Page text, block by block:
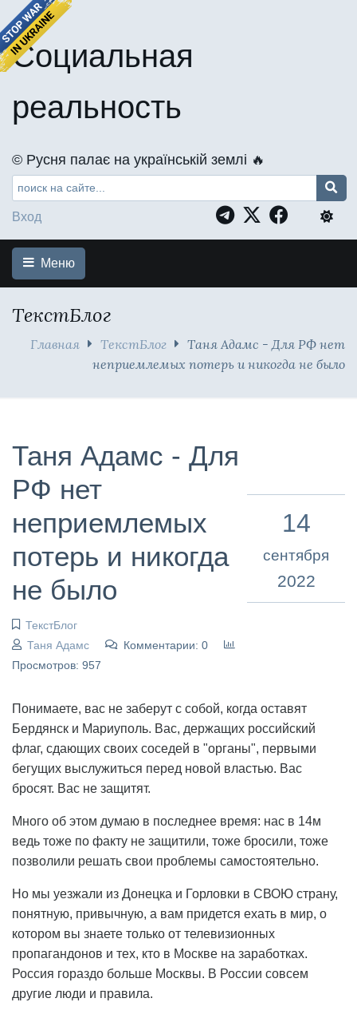
Социальная
реальность
©️ Русня палає на українській землі 🔥
Вход
Меню
ТекстБлог
Главная ТекстБлог
Таня Адамс - Для РФ нет
неприемлемых потерь и никогда не было
Таня Адамс - Для
РФ нет
неприемлемых
потерь и никогда
не было
ТекстБлог
Таня Адамс
Комментарии: 0
Просмотров: 957
14
сентября
2022
Понимаете, вас не заберут с собой, когда оставят
Бердянск и Мариуполь. Вас, держащих российский
флаг, сдающих своих соседей в "органы", первыми
бегущих выслужиться перед новой властью. Вас
бросят. Вас не защитят.
Много об этом думаю в последнее время: нас в 14м
ведь тоже по факту не защитили, тоже бросили, тоже
позволили решать свои проблемы самостоятельно.
Но мы уезжали из Донецка и Горловки в СВОЮ страну,
понятную, привычную, а вам придется ехать в мир, о
котором вы знаете только от телевизионных
пропагандонов и тех, кто в Москве на заработках.
Россия гораздо больше Москвы. В России совсем
другие люди и правила.